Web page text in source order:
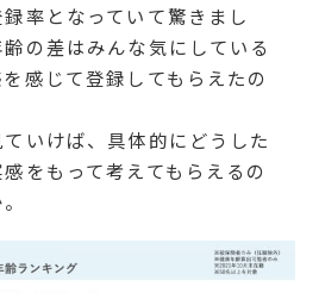
率となっていて驚きまし
の差はみんな気にしている
感じて登録してもらえたの
いけば、具体的にどうした
をもって考えてもらえるの